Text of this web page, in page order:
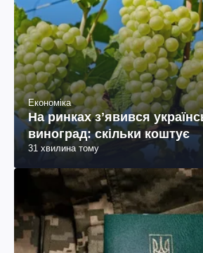
Економіка
На ринках зʼявився
виноград: скільки коштує
31 хвилина тому